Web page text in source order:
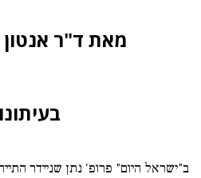
מאת ד"ר
ב"ישראל היום" פרופ' נתן שניידר